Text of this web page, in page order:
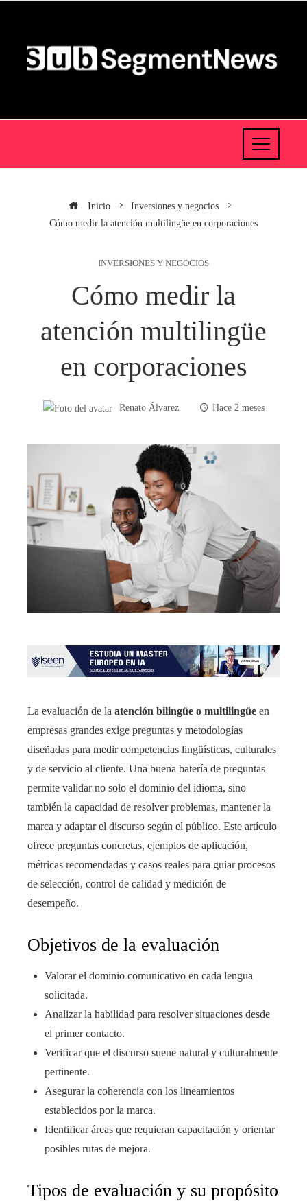
Inicio
Inversiones y negocios
Cómo medir la atención multilingüe en corporaciones
INVERSIONES Y NEGOCIOS
Cómo medir la
atención multilingüe
en corporaciones
Renato Álvarez Hace 2 meses
La evaluación de la atención bilingüe o multilingüe en
empresas grandes exige preguntas y metodologías
diseñadas para medir competencias lingüísticas, culturales
y de servicio al cliente. Una buena batería de preguntas
permite validar no solo el dominio del idioma, sino
también la capacidad de resolver problemas, mantener la
marca y adaptar el discurso según el público. Este artículo
ofrece preguntas concretas, ejemplos de aplicación,
métricas recomendadas y casos reales para guiar procesos
de selección, control de calidad y medición de
desempeño.
Objetivos de la evaluación
Valorar el dominio comunicativo en cada lengua
solicitada.
Analizar la habilidad para resolver situaciones desde
el primer contacto.
Verificar que el discurso suene natural y culturalmente
pertinente.
Asegurar la coherencia con los lineamientos
establecidos por la marca.
Identificar áreas que requieran capacitación y orientar
posibles rutas de mejora.
Tipos de evaluación y su propósito